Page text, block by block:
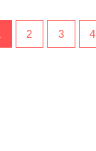
2 3 4